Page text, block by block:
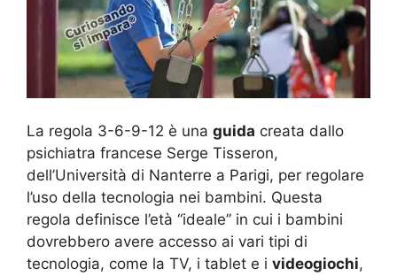
La regola 3-6-9-12 è una guida creata dallo
psichiatra francese Serge Tisseron,
dell’Università di Nanterre a Parigi, per regolare
l’uso della tecnologia nei bambini. Questa
regola definisce l’età “ideale” in cui i bambini
dovrebbero avere accesso ai vari tipi di
tecnologia, come la TV, i tablet e i videogiochi,